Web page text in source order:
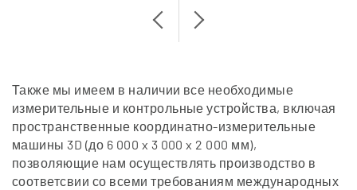
Также мы имеем в наличии все необходимые
измерительные и контрольные устройства, включая
пространственные координатно-измерительные
машины 3D (до 6 000 x 3 000 x 2 000 мм),
позволяющие нам осуществлять производство в
соответсвии со всеми требованиям международных